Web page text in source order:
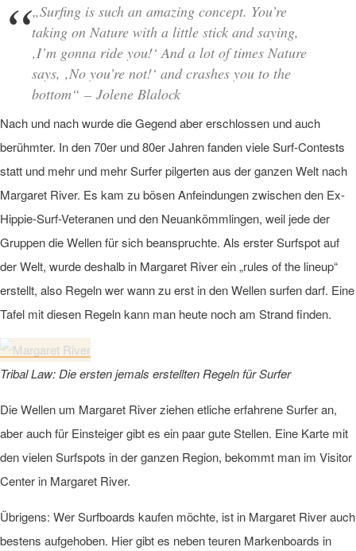
„Surfing is such an amazing concept. You’re
taking on Nature with a little stick and saying,
‚I’m gonna ride you!‘ And a lot of times Nature
says, ‚No you’re not!‘ and crashes you to the
bottom“ – Jolene Blalock
Nach und nach wurde die Gegend aber erschlossen und auch
berühmter. In den 70er und 80er Jahren fanden viele Surf-Contests
statt und mehr und mehr Surfer pilgerten aus der ganzen Welt nach
Margaret River. Es kam zu bösen Anfeindungen zwischen den Ex-
Hippie-Surf-Veteranen und den Neuankömmlingen, weil jede der
Gruppen die Wellen für sich beanspruchte. Als erster Surfspot auf
der Welt, wurde deshalb in Margaret River ein„rules of the lineup“
erstellt, also Regeln wer wann zu erst in den Wellen surfen darf. Eine
Tafel mit diesen Regeln kann man heute noch am Strand finden.
Tribal Law: Die ersten jemals erstellten Regeln für Surfer
Die Wellen um Margaret River ziehen etliche erfahrene Surfer an,
aber auch für Einsteiger gibt es ein paar gute Stellen. Eine Karte mit
den vielen Surfspots in der ganzen Region, bekommt man im Visitor
Center in Margaret River.
Übrigens: Wer Surfboards kaufen möchte, ist in Margaret River auch
bestens aufgehoben. Hier gibt es neben teuren Markenboards in